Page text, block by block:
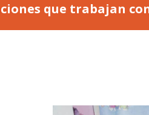
que trabajan